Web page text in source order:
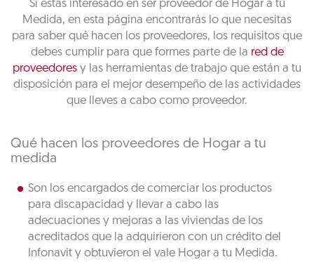
Si estás interesado en ser proveedor de Hogar a tu
Medida, en esta página encontrarás lo que necesitas
para saber qué hacen los proveedores, los requisitos que
debes cumplir para que formes parte de la red de
proveedores y las herramientas de trabajo que están a tu
disposición para el mejor desempeño de las actividades
que lleves a cabo como proveedor.
Qué hacen los proveedores de Hogar a tu
medida
Son los encargados de comerciar los productos
para discapacidad y llevar a cabo las
adecuaciones y mejoras a las viviendas de los
acreditados que la adquirieron con un crédito del
Infonavit y obtuvieron el vale Hogar a tu Medida.